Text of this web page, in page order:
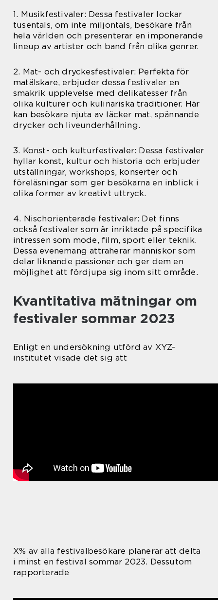
1. Musikfestivaler: Dessa festivaler lockar
tusentals, om inte miljontals, besökare från
hela världen och presenterar en imponerande
lineup av artister och band från olika genrer.
2. Mat- och dryckesfestivaler: Perfekta för
matälskare, erbjuder dessa festivaler en
smakrik upplevelse med delikatesser från
olika kulturer och kulinariska traditioner. Här
kan besökare njuta av läcker mat, spännande
drycker och liveunderhållning.
3. Konst- och kulturfestivaler: Dessa festivaler
hyllar konst, kultur och historia och erbjuder
utställningar, workshops, konserter och
föreläsningar som ger besökarna en inblick i
olika former av kreativt uttryck.
4. Nischorienterade festivaler: Det finns
också festivaler som är inriktade på specifika
intressen som mode, film, sport eller teknik.
Dessa evenemang attraherar människor som
delar liknande passioner och ger dem en
möjlighet att fördjupa sig inom sitt område.
Kvantitativa mätningar om
festivaler sommar 2023
Enligt en undersökning utförd av XYZ-
institutet visade det sig att
X% av alla festivalbesökare planerar att delta
i minst en festival sommar 2023. Dessutom
rapporterade